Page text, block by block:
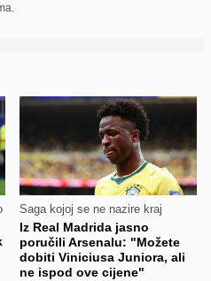
Saga kojoj se ne nazire kraj
Iz Real Madrida jasno
poručili Arsenalu: "Možete
dobiti Viniciusa Juniora, ali
ne ispod ove cijene"